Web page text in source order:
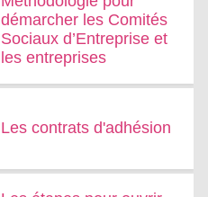
démarcher les Comités
Sociaux d’Entreprise et
les entreprises
Les contrats d'adhésion